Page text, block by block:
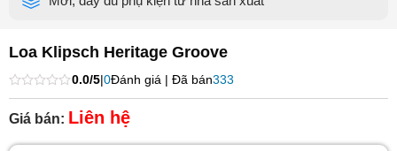
Loa Klipsch Heritage Groove
Được
xếp
hạng
5
0.0/5|0Đánh giá | Đã bán333
Giá bán: Liên hệ